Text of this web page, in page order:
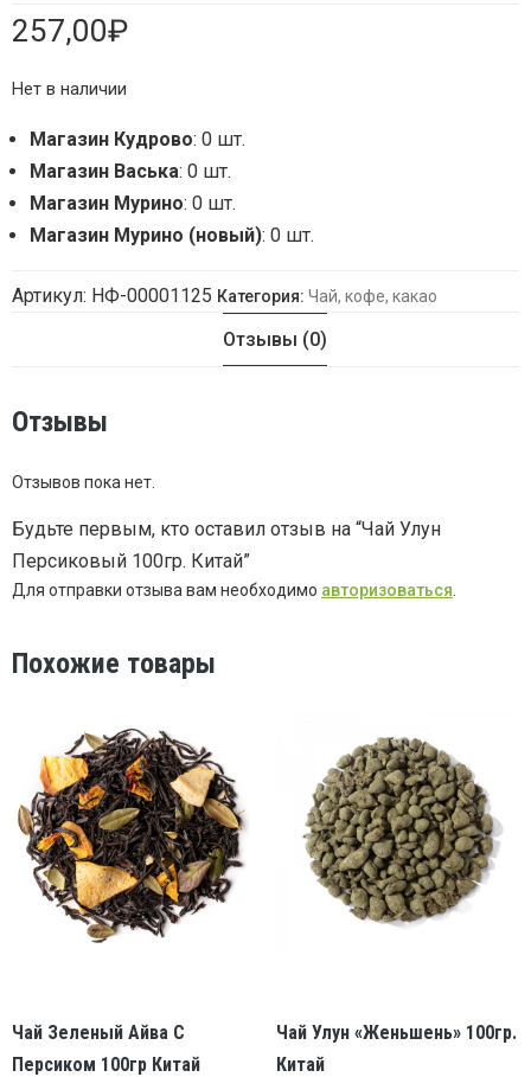
257,00₽
Нет в наличии
Магазин Кудрово: 0 шт.
Магазин Васька: 0 шт.
Магазин Мурино: 0 шт.
Магазин Мурино (новый): 0 шт.
Артикул: НФ-00001125 Категория: Чай, кофе, какао
Отзывы (0)
Отзывы
Отзывов пока нет.
Будьте первым, кто оставил отзыв на “Чай Улун
Персиковый 100гр. Китай”
Для отправки отзыва вам необходимо авторизоваться
Похожие товары
Чай Зеленый Айва С
Персиком 100гр Китай
Чай Улун «Женьшень» 100гр.
Китай